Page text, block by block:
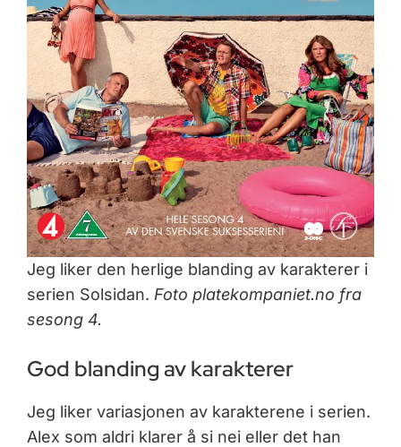
Jeg liker den herlige blanding av karakterer i
serien Solsidan. Foto platekompaniet.no fra
sesong 4.
God blanding av karakterer
Jeg liker variasjonen av karakterene i serien.
Alex som aldri klarer å si nei eller det han